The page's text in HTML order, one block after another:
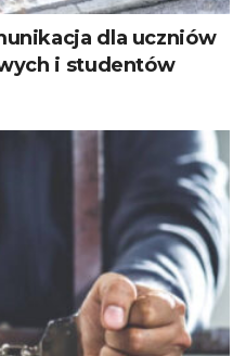
dla uczniów
i studentów